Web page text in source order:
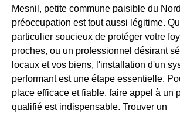
Mesnil, petite commune paisible du
préoccupation est tout aussi légitime.
particulier soucieux de protéger votre
proches, ou un professionnel désirant
locaux et vos biens, l'installation d'un
performant est une étape essentielle.
place efficace et fiable, faire appel à un
qualifié est indispensable. Trouver un